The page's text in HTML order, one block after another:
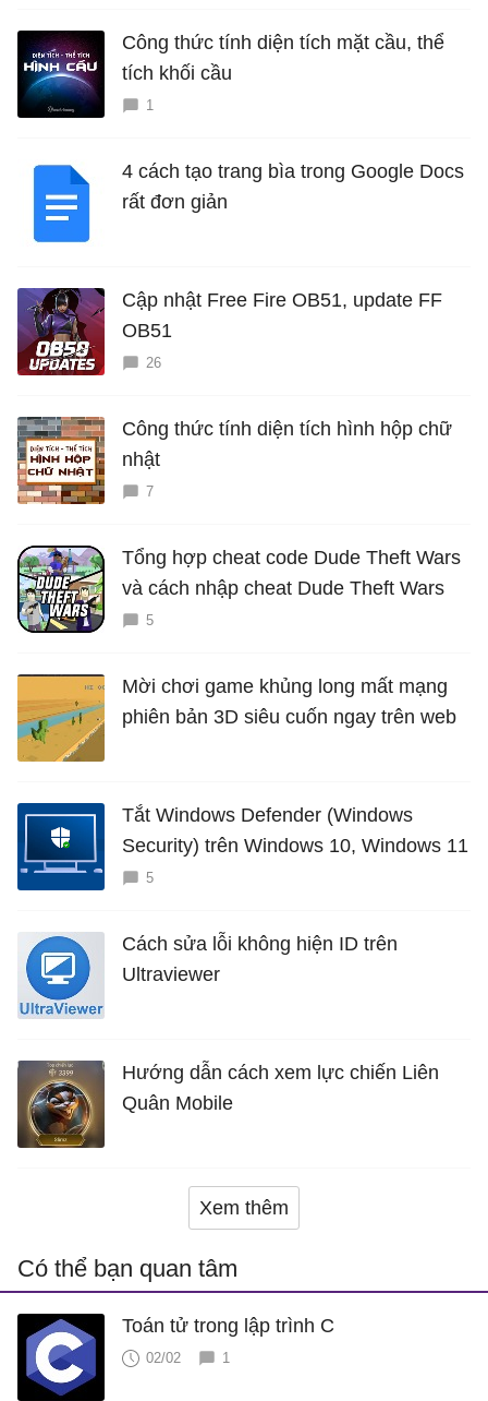
Công thức tính diện tích mặt cầu, thể
tích khối cầu
1
4 cách tạo trang bìa trong Google Docs
rất đơn giản
Cập nhật Free Fire OB51, update FF
OB51
26
Công thức tính diện tích hình hộp chữ
nhật
7
Tổng hợp cheat code Dude Theft Wars
và cách nhập cheat Dude Theft Wars
5
Mời chơi game khủng long mất mạng
phiên bản 3D siêu cuốn ngay trên web
Tắt Windows Defender (Windows
Security) trên Windows 10, Windows 11
5
Cách sửa lỗi không hiện ID trên
Ultraviewer
Hướng dẫn cách xem lực chiến Liên
Quân Mobile
Xem thêm
Có thể bạn quan tâm
Toán tử trong lập trình C
02/02 1